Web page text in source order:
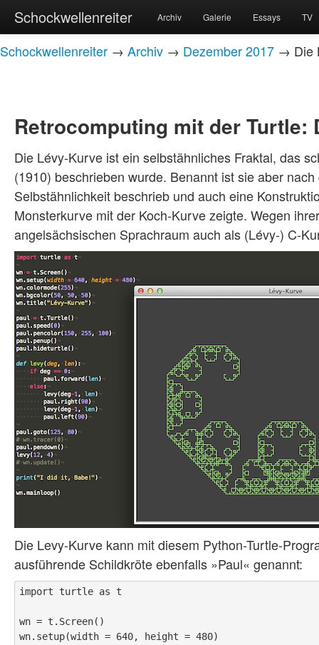
Schockwellenreiter Archiv Galerie Essays TV
Schockwellenreiter → Archiv → Dezember 2017 → Die
Retrocomputing mit der Turtle:
Die Lévy-Kurve ist ein selbstähnliches Fraktal, das
(1910) beschrieben wurde. Benannt ist sie aber
Selbstähnlichkeit beschrieb und auch eine
Monsterkurve mit der Koch-Kurve zeigte. Wegen
angelsächsischen Sprachraum auch als (Lévy-) C-
Die Levy-Kurve kann mit diesem Python-Turtle-
ausführende Schildkröte ebenfalls »Paul« genannt:
import turtle as t
wn = t.Screen()
wn.setup(width = 640, height = 480)